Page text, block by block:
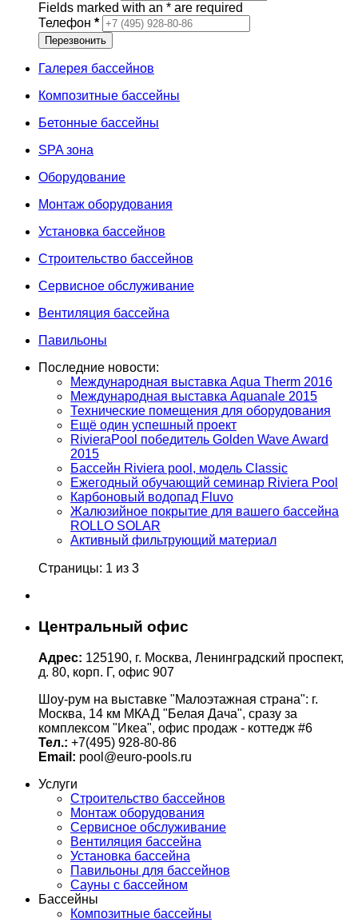
Fields marked with an * are required
Телефон *
Галерея бассейнов
Композитные бассейны
Бетонные бассейны
SPA зона
Оборудование
Монтаж оборудования
Установка бассейнов
Строительство бассейнов
Сервисное обслуживание
Вентиляция бассейна
Павильоны
Последние новости:
Международная выставка Aqua Therm 2016
Международная выставка Aquanale 2015
Технические помещения для оборудования
Ещё один успешный проект
RivieraPool победитель Golden Wave Award
2015
Бассейн Riviera pool, модель Classic
Ежегодный обучающий семинар Riviera Pool
Карбоновый водопад Fluvo
Жалюзийное покрытие для вашего бассейна
ROLLO SOLAR
Активный фильтрующий материал
Страницы: 1 из 3
Центральный офис
Адрес: 125190, г. Москва, Ленинградский проспект,
д. 80, корп. Г, офис 907
Шоу-рум на выставке "Малоэтажная страна": г.
Москва, 14 км МКАД "Белая Дача", сразу за
комплексом "Икеа", офис продаж - коттедж #6
Тел.: +7(495) 928-80-86
Email: pool@euro-pools.ru
Услуги
Строительство бассейнов
Монтаж оборудования
Сервисное обслуживание
Вентиляция бассейна
Установка бассейна
Павильоны для бассейнов
Сауны с бассейном
Бассейны
Композитные бассейны